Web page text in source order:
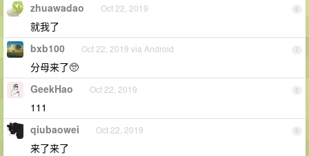
6
zhuawadao Oct 22, 2019
就我了
7
bxb100 Oct 22, 2019 via Android
分母来了🥺
8
GeekHao Oct 22, 2019
111
9
qiubaowei Oct 22, 2019
来了来了